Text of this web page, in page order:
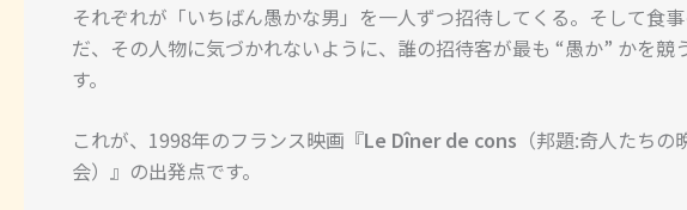
それぞれが「いちばん愚かな男」を一人ずつ招待してくる。そして食
だ、その人物に気づかれないように、誰の招待客が最も “愚か” かを競
す。
これが、1998年のフランス映画『Le Dîner de cons （邦題:奇人たちの
会）』の出発点です。